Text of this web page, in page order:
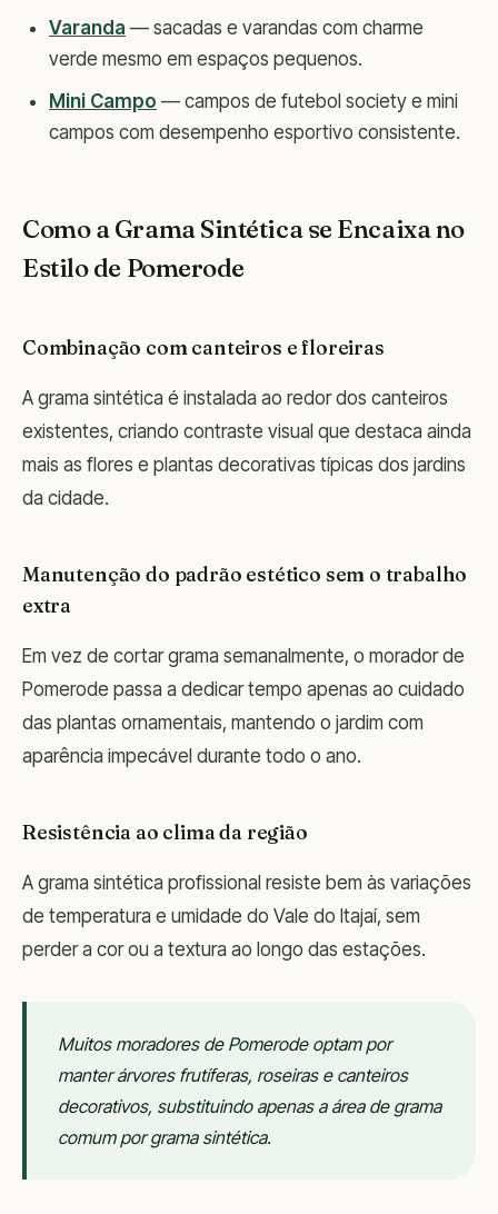
Varanda — sacadas e varandas com charme
verde mesmo em espaços pequenos.
Mini Campo — campos de futebol society e mini
campos com desempenho esportivo consistente.
Como a Grama Sintética se Encaixa no
Estilo de Pomerode
Combinação com canteiros e floreiras
A grama sintética é instalada ao redor dos canteiros
existentes, criando contraste visual que destaca ainda
mais as flores e plantas decorativas típicas dos jardins
da cidade.
Manutenção do padrão estético sem o trabalho
extra
Em vez de cortar grama semanalmente, o morador de
Pomerode passa a dedicar tempo apenas ao cuidado
das plantas ornamentais, mantendo o jardim com
aparência impecável durante todo o ano.
Resistência ao clima da região
A grama sintética profissional resiste bem às variações
de temperatura e umidade do Vale do Itajaí, sem
perder a cor ou a textura ao longo das estações.
Muitos moradores de Pomerode optam por
manter árvores frutíferas, roseiras e canteiros
decorativos, substituindo apenas a área de grama
comum por grama sintética.